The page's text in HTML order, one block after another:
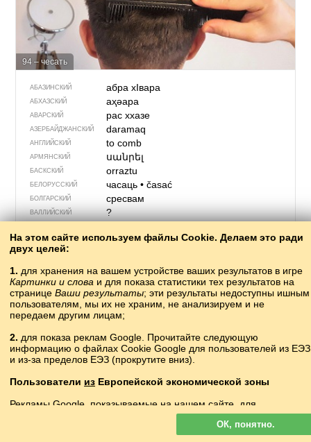
94 – чесать
АБАЗИНСКИЙ абра хIвара
АБХАЗСКИЙ аҳәара
АВАРСКИЙ рас ххазе
АЗЕРБАЙДЖАН­СКИЙ daramaq
АНГЛИЙСКИЙ to comb
АРМЯНСКИЙ սանրել
БАСКСКИЙ orraztu
БЕЛОРУССКИЙ часаць• časać
БОЛГАРСКИЙ сресвам
ВАЛЛИЙСКИЙ ?
ВЕРХНЕЛУЖИЦКИЙ česać
ГРЕЧЕСКИЙ
ГРУЗИНСКИЙ ?
ДАТСКИЙ rede, kæmme
ИРЛАНДСКИЙ cíor
ИСЛАНДСКИЙ ?
ИСПАНСКИЙ peinar
ИТАЛЬЯНСКИЙ pettinare
КАЗАХСКИЙ тарау
КАТАЛАНСКИЙ pentinar
КАШУБСКИЙ ?
КИТАЙСКИЙ 梳理shūlǐ
На этом сайте используем файлы Cookie. Делаем это ради
двух целей:
1. для хранения на вашем устройстве ваших результатов в игре
Картинки и слова и для показа статистики тех результатов на
странице Ваши результаты; эти результаты недоступны ишным
пользователям, мы их не храним, не анализируем и не
передаем другим лицам;
2. для показа реклам Google. Прочитайте следующую
информацию о файлах Cookie Google для пользователей из ЕЭЗ
и из-за пределов ЕЭЗ (прокрутите вниз).
Пользователи из Европейской экономической зоны
Рекламы Google, показываемые на нашем сайте, для
персонализируются. В такой рекламе
файлы cookie не используются для персонализации объявлений,
но служат для ограничения частоты показов, подготовки сводных
ОК, понятно.